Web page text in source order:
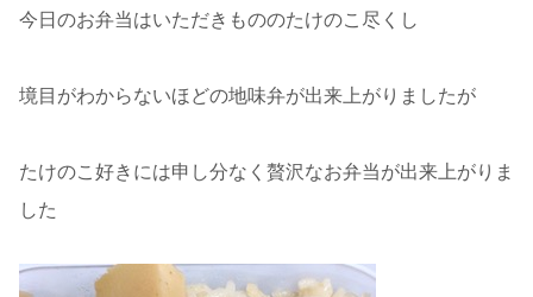
今日のお弁当はいただきもののたけのこ尽くし
境目がわからないほどの地味弁が出来上がりましたが
たけのこ好きには申し分なく贅沢なお弁当が出来上がりま
した